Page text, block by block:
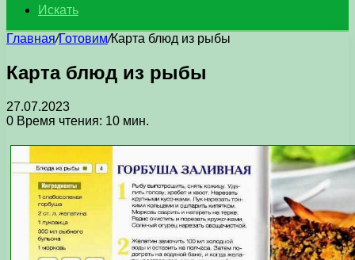
Искать
Главная/Готовим/Карта блюд из рыбы
Карта блюд из рыбы
27.07.2023
0 Время чтения: 10 мин.